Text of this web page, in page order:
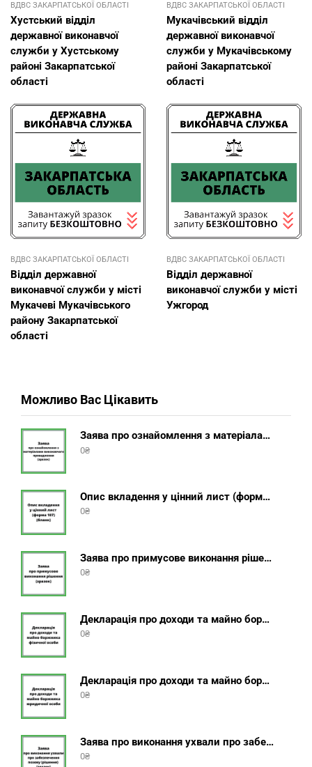
ВДВС ЗАКАРПАТСЬКОЇ ОБЛАСТІ
Хустський відділ
державної виконавчої
служби у Хустському
районі Закарпатської
області
ВДВС ЗАКАРПАТСЬКОЇ ОБЛАСТІ
Мукачівський відділ
державної виконавчої
служби у Мукачівському
районі Закарпатської
області
ВДВС ЗАКАРПАТСЬКОЇ ОБЛАСТІ
Відділ державної
виконавчої служби у місті
Мукачеві Мукачівського
району Закарпатської
області
ВДВС ЗАКАРПАТСЬКОЇ ОБЛАСТІ
Відділ державної
виконавчої служби у місті
Ужгород
Можливо Вас Цікавить
Заява про ознайомлення з матеріалами виконавчого провадження (зразок, шаблон 2025 року)
0₴
Опис вкладення у цінний лист (форма 107) + інструкція відправлення цінного листа з описом вкладення
0₴
Заява про примусове виконання рішення (зразок, шаблон 2025 року)
0₴
Декларація про доходи та майно боржника фізичної особи (бланк) + інструкція
0₴
Декларація про доходи та майно боржника юридичної особи (бланк) + інструкція
0₴
Заява про виконання ухвали про забезпечення позову (зразок, шаблон 2025 року)
0₴